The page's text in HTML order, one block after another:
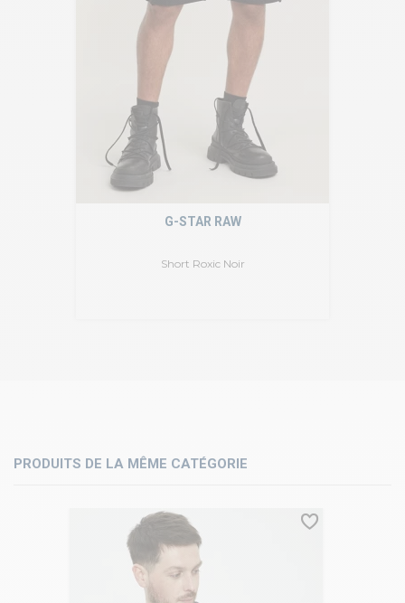
Short Roxic Noir
G-STAR RAW
PRODUITS DE LA MÊME CATÉGORIE